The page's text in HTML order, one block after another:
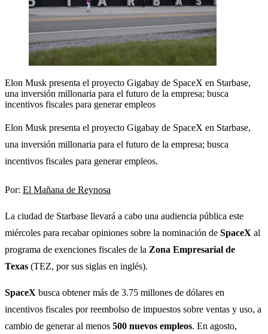
Elon Musk presenta el proyecto Gigabay de SpaceX en Starbase,
una inversión millonaria para el futuro de la empresa; busca
incentivos fiscales para generar empleos
Elon Musk presenta el proyecto Gigabay de SpaceX en Starbase,
una inversión millonaria para el futuro de la empresa; busca
incentivos fiscales para generar empleos.
Por: El Mañana de Reynosa
La ciudad de Starbase llevará a cabo una audiencia pública este
miércoles para recabar opiniones sobre la nominación de SpaceX al
programa de exenciones fiscales de la Zona Empresarial de
Texas (TEZ, por sus siglas en inglés).
SpaceX busca obtener más de 3.75 millones de dólares en
incentivos fiscales por reembolso de impuestos sobre ventas y uso, a
cambio de generar al menos 500 nuevos empleos. En agosto,